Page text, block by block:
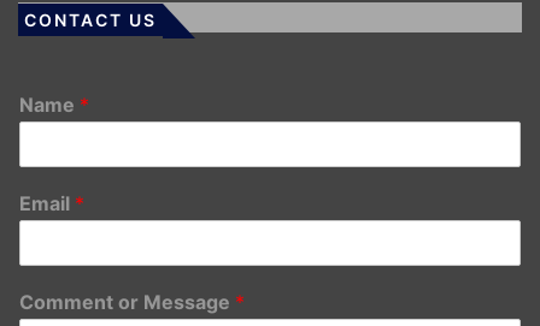
CONTACT US
Name *
Email *
Comment or Message *